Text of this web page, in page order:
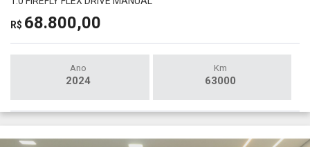
R$ 68.800,00
Ano
2024
Km
63000